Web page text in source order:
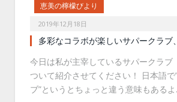
恵美の檸檬びより
2019年12月18日
多彩なコラボが楽しいサパークラ
今日は私が主宰しているサパークラブ
ついて紹介させてください！ 日本語で
ブ”というとちょっと違う意味もある